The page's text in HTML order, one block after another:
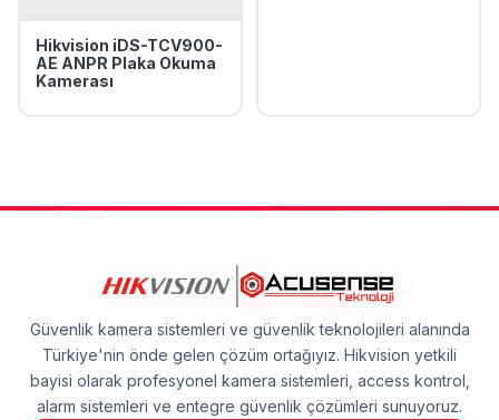
Hikvision iDS-TCV900-
AE ANPR Plaka Okuma
Kamerası
Güvenlik kamera sistemleri ve güvenlik teknolojileri alanında
Türkiye'nin önde gelen çözüm ortağıyız. Hikvision yetkili
bayisi olarak profesyonel kamera sistemleri, access kontrol,
alarm sistemleri ve entegre güvenlik çözümleri sunuyoruz.